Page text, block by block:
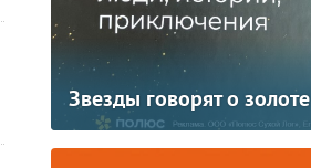
Звезды говорят о золоте